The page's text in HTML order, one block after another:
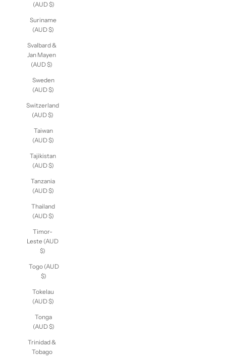
(AUD $)
Suriname
(AUD $)
Svalbard &
Jan Mayen
(AUD $)
Sweden
(AUD $)
Switzerland
(AUD $)
Taiwan
(AUD $)
Tajikistan
(AUD $)
Tanzania
(AUD $)
Thailand
(AUD $)
Timor-
Leste (AUD
$)
Togo (AUD
$)
Tokelau
(AUD $)
Tonga
(AUD $)
Trinidad &
Tobago